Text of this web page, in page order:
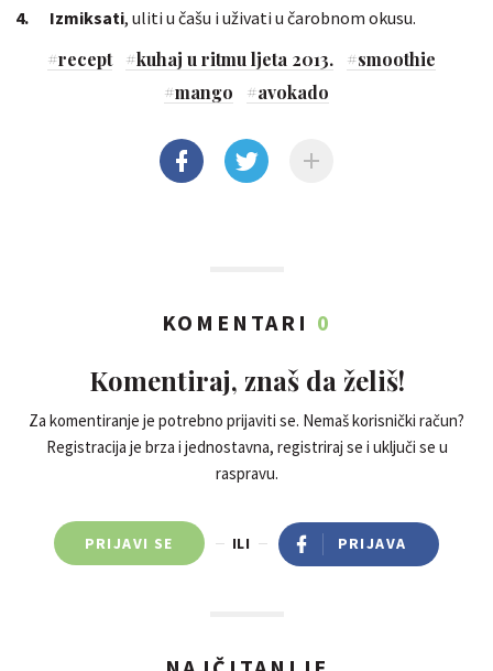
Izmiksati, uliti u čašu i uživati u čarobnom okusu.
#recept #kuhaj u ritmu ljeta 2013. #smoothie
#mango #avokado
KOMENTARI 0
Komentiraj, znaš da želiš!
Za komentiranje je potrebno prijaviti se. Nemaš korisnički račun?
Registracija je brza i jednostavna, registriraj se i uključi se u
raspravu.
PRIJAVI SE ILI PRIJAVA